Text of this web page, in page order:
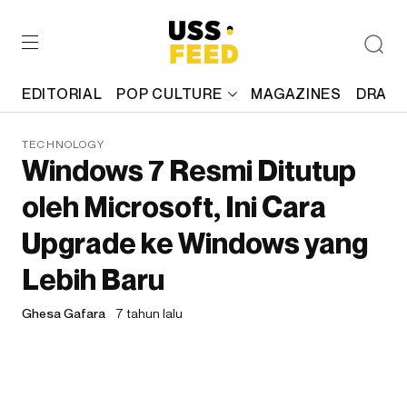
EDITORIAL POP CULTURE MAGAZINES
TECHNOLOGY
Windows 7 Resmi Ditutup
oleh Microsoft, Ini Cara
Upgrade ke Windows yang
Lebih Baru
Ghesa Gafara 7 tahun lalu